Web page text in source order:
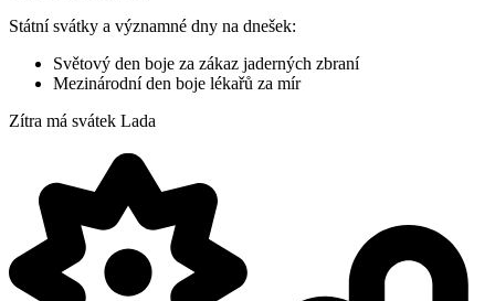
Státní svátky a významné dny na dnešek:
Světový den boje za zákaz jaderných zbraní
Mezinárodní den boje lékařů za mír
Zítra má svátek Lada